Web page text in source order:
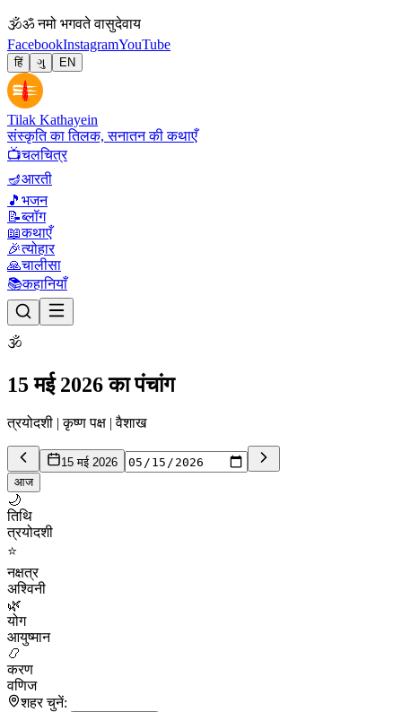
🕉ॐ नमो भगवते वासुदेवाय
FacebookInstagramYouTube
हिं ગુ EN
Tilak Kathayein
संस्कृति का तिलक, सनातन की कथाएँ
📺चलचित्र
🪔आरती
🎵 भजन
📝ब्लॉग
📖कथाएँ
🎉त्योहार
🙏चालीसा
📚कहानियाँ
🕉
15 मई 2026 का पंचांग
त्रयोदशी | कृष्ण पक्ष | वैशाख
15 मई 2026
आज
🌙
तिथि
त्रयोदशी
⭐
नक्षत्र
अश्विनी
🌿
योग
आयुष्मान
📿
करण
वणिज
शहर चुनें: